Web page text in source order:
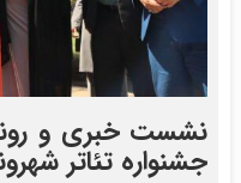
نشست خبری و
جشنواره تئاتر